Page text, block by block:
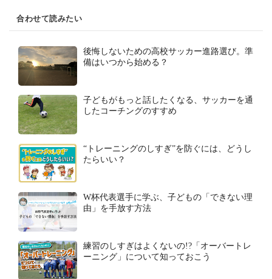
合わせて読みたい
後悔しないための高校サッカー進路選び。準
備はいつから始める？
子どもがもっと話したくなる、サッカーを通
したコーチングのすすめ
“トレーニングのしすぎ”を防ぐには、どうし
たらいい？
W杯代表選手に学ぶ、子どもの「できない理
由」を手放す方法
練習のしすぎはよくないの!?「オーバートレ
ーニング」について知っておこう